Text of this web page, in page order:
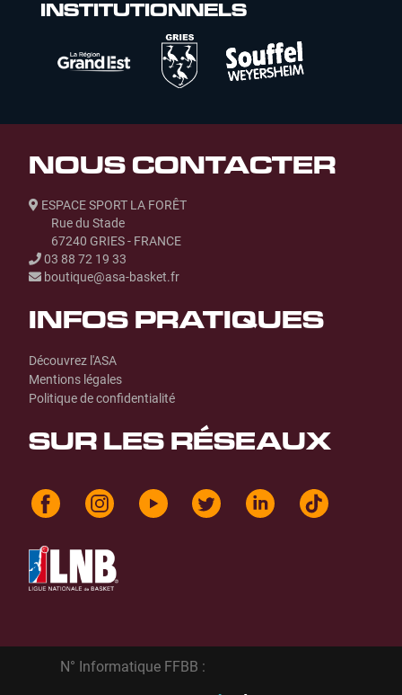
INSTITUTIONNELS
NOUS CONTACTER
ESPACE SPORT LA FORÊT
Rue du Stade
67240 GRIES - FRANCE
03 88 72 19 33
boutique@asa-basket.fr
INFOS PRATIQUES
Découvrez l'ASA
Mentions légales
Politique de confidentialité
SUR LES RÉSEAUX
N° Informatique FFBB :